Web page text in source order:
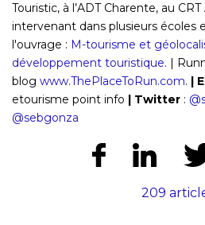
Touristic, à l’ADT Charente, au
intervenant dans plusieurs écoles
l'ouvrage : M-tourisme et
développement touristique. |
blog www.ThePlaceToRun.com. |
etourisme point info | Twitter :
@sebgonza
209